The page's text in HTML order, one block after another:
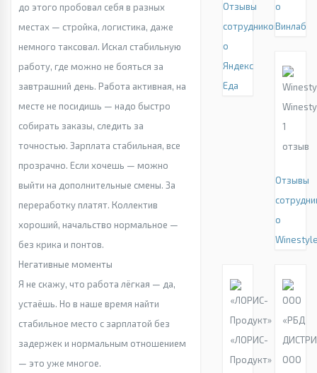
до этого пробовал себя в разных
местах — стройка, логистика, даже
немного таксовал. Искал стабильную
работу, где можно не бояться за
завтрашний день. Работа активная, на
месте не посидишь — надо быстро
собирать заказы, следить за
точностью. Зарплата стабильная, все
прозрачно. Если хочешь — можно
выйти на дополнительные смены. За
переработку платят. Коллектив
хороший, начальство нормальное —
без крика и понтов.
Негативные моменты
Я не скажу, что работа лёгкая — да,
устаёшь. Но в наше время найти
стабильное место с зарплатой без
задержек и нормальным отношением
— это уже многое.
Отзывы
сотрудников
о
Яндекс
Еда
о
Винлаб
1
отзыв
Отзывы
о
«ЛОРИС-
Продукт»
ООО